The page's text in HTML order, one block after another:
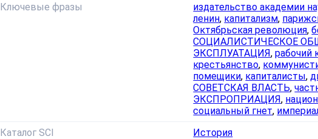
Ключевые фразы
издательство академии
ленин, капитализм,
Октябрьская революция,
СОЦИАЛИСТИЧЕСКОЕ
ЭКСПЛУАТАЦИЯ,рабочий
крестьянство,
помещики, капиталисты,
СОВЕТСКАЯ ВЛАСТЬ,
ЭКСПРОПРИАЦИЯ,
социальный гнет,
Каталог SCI
История